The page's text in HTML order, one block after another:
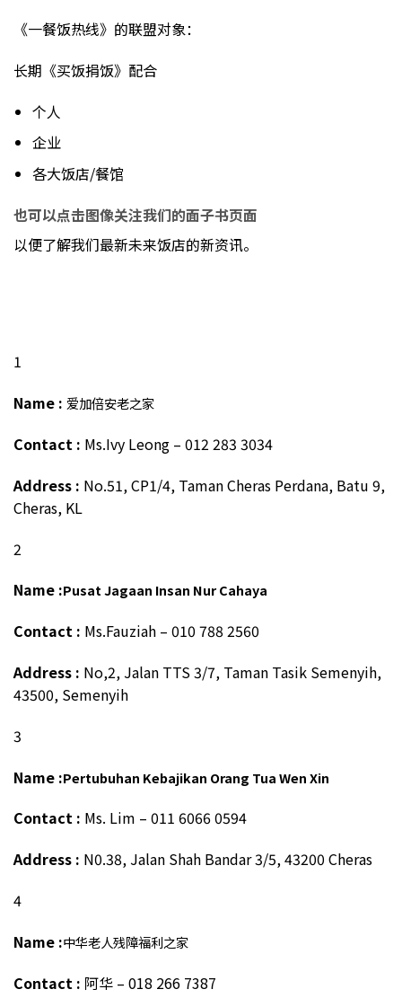
《一餐饭热线》的联盟对象：
长期《买饭捐饭》配合
个人
企业
各大饭店/餐馆
也可以点击图像关注我们的面子书页面
以便了解我们最新未来饭店的新资讯。
1
Name : 爱加倍安老之家
Contact : Ms.Ivy Leong – 012 283 3034
Address : No.51, CP1/4, Taman Cheras Perdana, Batu 9,
Cheras, KL
2
Name :Pusat Jagaan Insan Nur Cahaya
Contact : Ms.Fauziah – 010 788 2560
Address : No,2, Jalan TTS 3/7, Taman Tasik Semenyih,
43500, Semenyih
3
Name :Pertubuhan Kebajikan Orang Tua Wen Xin
Contact : Ms. Lim – 011 6066 0594
Address : N0.38, Jalan Shah Bandar 3/5, 43200 Cheras
4
Name :中华老人残障福利之家
Contact : 阿华 – 018 266 7387